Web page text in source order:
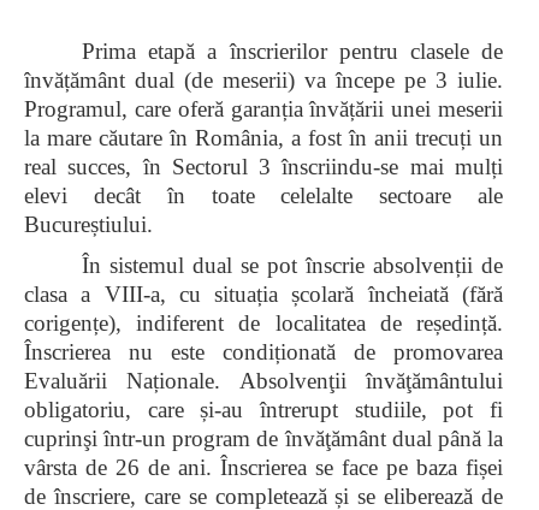
Prima etapă a înscrierilor pentru clasele de
învățământ dual (de meserii) va începe pe 3 iulie.
Programul, care oferă garanția învățării unei meserii
la mare căutare în România, a fost în anii trecuți un
real succes, în Sectorul 3 înscriindu-se mai mulți
elevi decât în toate celelalte sectoare ale
Bucureștiului.
În sistemul dual se pot înscrie absolvenții de
clasa a VIII-a, cu situația școlară încheiată (fără
corigențe), indiferent de localitatea de reședință.
Înscrierea nu este condiționată de promovarea
Evaluării Naționale. Absolvenţii învăţământului
obligatoriu, care și-au întrerupt studiile, pot fi
cuprinşi într-un program de învăţământ dual până la
vârsta de 26 de ani. Înscrierea se face pe baza fișei
de înscriere, care se completează și se eliberează de